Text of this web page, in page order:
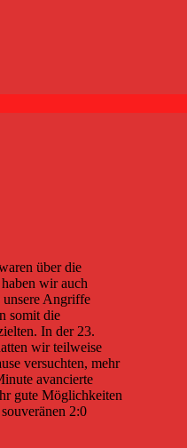
über die
wir auch
unsere Angriffe
somit die
In der 23.
wir teilweise
versuchten, mehr
avancierte
gute Möglichkeiten
2:0